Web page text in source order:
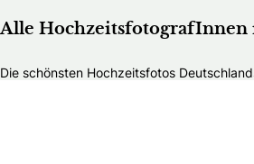
Alle HochzeitsfotografInnen
Die schönsten Hochzeitsfotos